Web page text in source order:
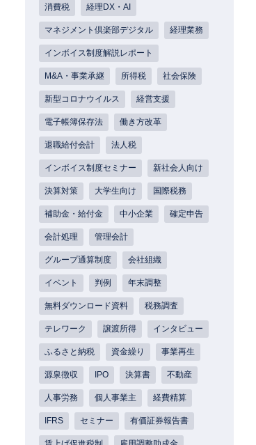
消費税 経理DX・AI
マネジメント倶楽部デジタル 経理業務
インボイス制度解説レポート
M&A・事業承継 所得税 社会保険
新型コロナウイルス 経営支援
電子帳簿保存法 働き方改革
退職給付会計 法人税
インボイス制度セミナー 新社会人向け
決算対策 大学生向け 国際税務
補助金・給付金 中小企業 確定申告
会計処理 管理会計
グループ通算制度 会社組織
イベント 判例 年末調整
無料ダウンロード資料 税務調査
テレワーク 譲渡所得 インタビュー
ふるさと納税 資金繰り 事業再生
源泉徴収 IPO 決算書 不動産
人事労務 個人事業主 経費精算
IFRS セミナー 有価証券報告書